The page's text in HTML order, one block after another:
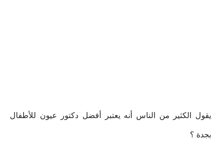
يقول الكثير من الناس أنه يعتبر أفضل دكتور عيون للأطفال
بجدة ؟